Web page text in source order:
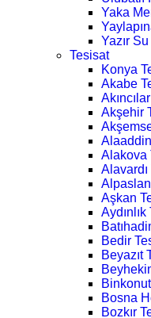
Yaka
Yazır
Tesisat
Konya
Akabe
Akşehir
Alakova
Aşkan
Bedir
Beyazıt
Bosna
Bozkır